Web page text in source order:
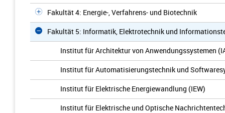
Fakultät 4: Energie-, Verfahrens- und Biotechnik
Fakultät 5: Informatik, Elektrotechnik und
Institut für Architektur von Anwendungssystemen
Institut für Automatisierungstechnik und
Institut für Elektrische Energiewandlung (IEW)
Institut für Elektrische und Optische